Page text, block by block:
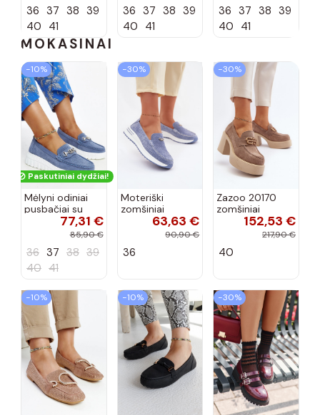
36 37 38 39
40 41
36 37 38 39
40 41
36 37 38 39
40 41
MOKASINAI
−10%
Paskutiniai dydžiai!
Mėlyni odiniai
pusbačiai su
dekoratyvine
sagtimi Taija
77,31 €
85,90 €
36 37 38 39
40 41
−30%
Moteriški
zomšiniai
mokasinai
Demela mėlynos
63,63 €
90,90 €
36
−30%
Zazoo 20170
zomšiniai
bateliai su
kulniukais smėlio
152,53 €
217,90 €
40
−10% −10% −30%